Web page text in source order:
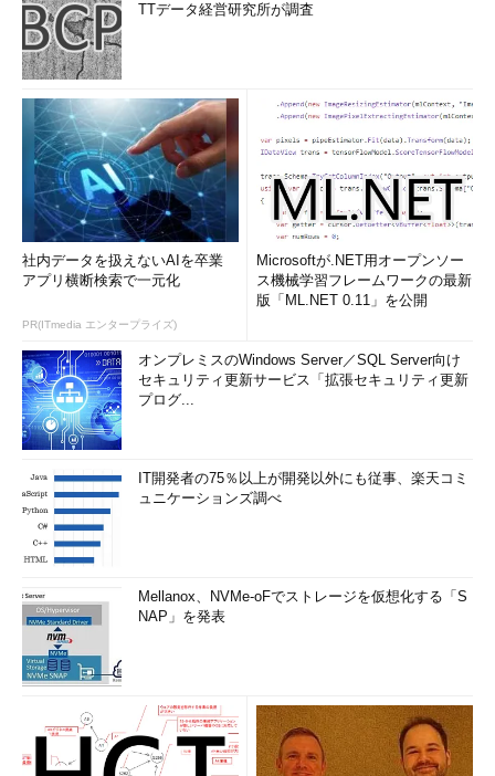
TTデータ経営研究所が調査
社内データを扱えないAIを卒業
アプリ横断検索で一元化
PR(ITmedia エンタープライズ)
Microsoftが.NET用オープンソー
ス機械学習フレームワークの最新
版「ML.NET 0.11」を公開
オンプレミスのWindows Server／SQL Server向け
セキュリティ更新サービス「拡張セキュリティ更新
プログ...
IT開発者の75％以上が開発以外にも従事、楽天コミ
ュニケーションズ調べ
Mellanox、NVMe-oFでストレージを仮想化する「S
NAP」を発表